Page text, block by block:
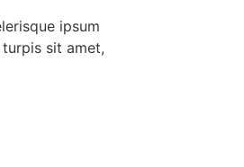
ipsum
sit amet,